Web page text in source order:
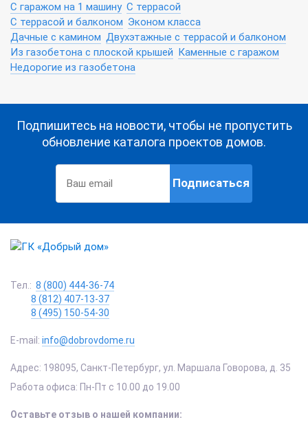
С гаражом на 1 машину С террасой
С террасой и балконом Эконом класса
Дачные с камином Двухэтажные с террасой и балконом
Из газобетона с плоской крышей
Каменные с гаражом
Недорогие из газобетона
Подпишитесь на новости, чтобы не пропустить
обновление каталога проектов домов.
Подписаться
Тел.: 8 (800) 444-36-74
8 (812) 407-13-37
8 (495) 150-54-30
E-mail: info@dobrovdome.ru
Адрес: 198095, Санкт-Петербург, ул. Маршала Говорова, д. 35
Работа офиса: Пн-Пт с 10.00 до 19.00
Оставьте отзыв о нашей компании: